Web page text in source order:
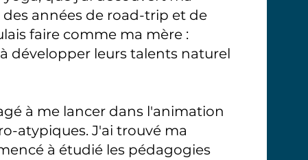
années de road-trip et de
faire comme ma mère :
développer leurs talents naturel
à me lancer dans l'animation
atypiques. J'ai trouvé ma
à étudié les pédagogies